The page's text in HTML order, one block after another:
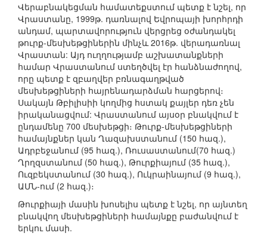
Վերաբնակեցման համատեքստում պետք է նշել, որ
Վրաստանը, 1999թ. դառնալով Եվրոպայի խորհրդի
անդամ, պարտավորություն վերցրեց օժանդակել
թուրք-մեսխեթցիներին մինչև 2016թ. վերադառնալ
Վրաստան: Այդ ուղղությամբ աշխատանքների
համար Վրաստանում ստեղծվել էր հանձնաժողով,
որը պետք է զբաղվեր բռնագաղթված
մեսխեթցիների հայրենադարձման հարցերով։
Սակայն Թբիլիսիի կողմից հստակ քայլեր դեռ չեն
իրականացվում: Վրաստանում այսօր բնակվում է
ընդամենը 700 մեսխեթցի։ Թուրք-մեսխեթցիների
համայնքներ կան Ղազախստանում (150 հազ.),
Ադրբեջանում (95 հազ.), Ռուսաստանում(70 հազ.)
Ղրղզստանում (50 հազ.), Թուրքիայում (35 հազ.),
Ուզբեկստանում (30 հազ.), Ուկրաինայում (9 հազ.),
ԱՄՆ-ում (2 հազ.)։
Թուրքիայի մասին խոսելիս պետք է նշել, որ այնտեղ
բնակվող մեսխեթցիների համայնքը բաժանվում է
երկու մասի.